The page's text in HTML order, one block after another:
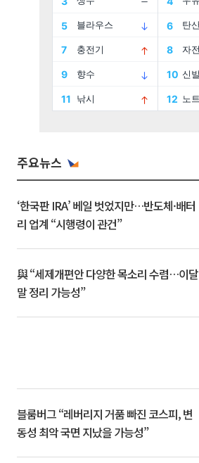
주요뉴스
‘한국판 IRA’ 베일 벗었지만…반도체·배터
리 업계 “시행령이 관건”
與 “세제개편안 다양한 목소리 수렴…이달
말 정리 가능성”
블룸버그 “레버리지 거품 빠진 코스피, 변
동성 최악 국면 지났을 가능성”